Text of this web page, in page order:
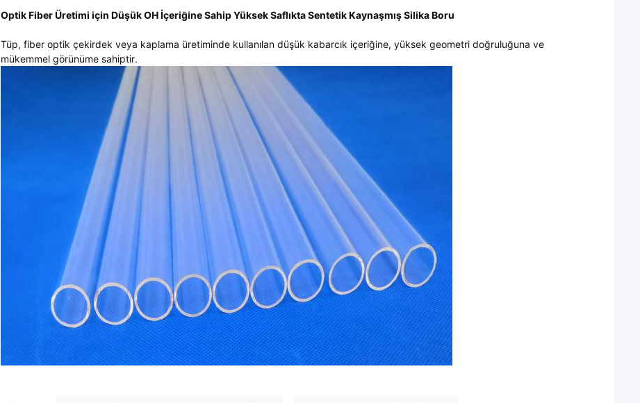
Optik Fiber Üretimi için Düşük OH İçeriğine Sahip Yüksek Saflıkta Sentetik Kaynaşmış Silika Boru
Tüp, fiber optik çekirdek veya kaplama üretiminde kullanılan düşük kabarcık içeriğine, yüksek geometri doğruluğuna ve
mükemmel görünüme sahiptir.